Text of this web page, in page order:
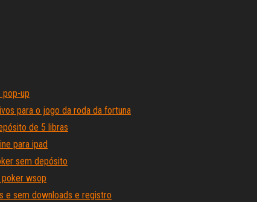
up
para o jogo da roda da fortuna
de 5 libras
para ipad
sem depósito
wsop
e sem downloads e registro